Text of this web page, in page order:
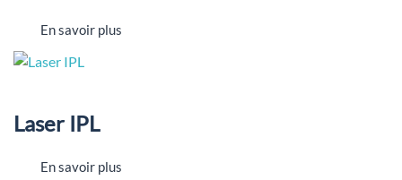
En savoir plus
Laser IPL
En savoir plus